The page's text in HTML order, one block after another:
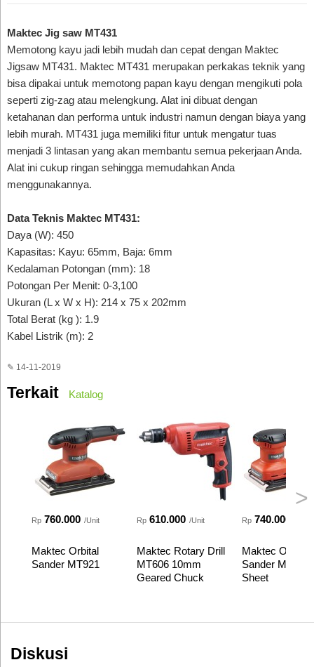
Maktec Jig saw MT431
Memotong kayu jadi lebih mudah dan cepat dengan Maktec
Jigsaw MT431. Maktec MT431 merupakan perkakas teknik yang
bisa dipakai untuk memotong papan kayu dengan mengikuti pola
seperti zig-zag atau melengkung. Alat ini dibuat dengan
ketahanan dan performa untuk industri namun dengan biaya yang
lebih murah. MT431 juga memiliki fitur untuk mengatur tuas
menjadi 3 lintasan yang akan membantu semua pekerjaan Anda.
Alat ini cukup ringan sehingga memudahkan Anda
menggunakannya.
Data Teknis Maktec MT431:
Daya (W): 450
Kapasitas: Kayu: 65mm, Baja: 6mm
Kedalaman Potongan (mm): 18
Potongan Per Menit: 0-3,100
Ukuran (L x W x H): 214 x 75 x 202mm
Total Berat (kg ): 1.9
Kabel Listrik (m): 2
✎ 14-11-2019
Terkait Katalog
>
Rp 760.000 /Unit
Maktec Orbital
Sander MT921
Rp 610.000 /Unit
Maktec Rotary Drill
MT606 10mm
Geared Chuck
Rp 740.000
Maktec Orbital
Sander MT920
Sheet
Diskusi